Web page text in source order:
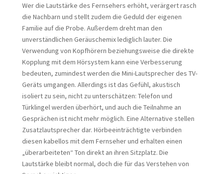
Wer die Lautstärke des Fernsehers erhöht, verärgert rasch
die Nachbarn und stellt zudem die Geduld der eigenen
Familie auf die Probe. Außerdem dreht man den
unverständlichen Geräuschemix lediglich lauter. Die
Verwendung von Kopfhörern beziehungsweise die direkte
Kopplung mit dem Hörsystem kann eine Verbesserung
bedeuten, zumindest werden die Mini-Lautsprecher des TV-
Geräts umgangen. Allerdings ist das Gefühl, akustisch
isoliert zu sein, nicht zu unterschätzen: Telefon und
Türklingel werden überhört, und auch die Teilnahme an
Gesprächen ist nicht mehr möglich. Eine Alternative stellen
Zusatzlautsprecher dar. Hörbeeinträchtigte verbinden
diesen kabellos mit dem Fernseher und erhalten einen
„überarbeiteten“ Ton direkt an ihren Sitzplatz. Die
Lautstärke bleibt normal, doch die für das Verstehen von